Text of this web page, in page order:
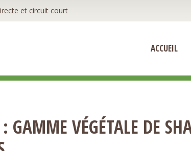
et circuit court
ACCUEIL
GAMME VÉGÉTALE DE